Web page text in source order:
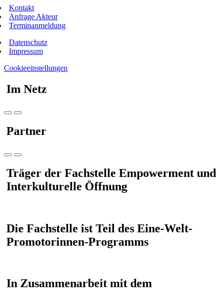
Kontakt
Anfrage Akteur
Terminanmeldung
Datenschutz
Impressum
Cookieeinstellungen
Im Netz
Partner
Träger der Fachstelle Empowerment und
Interkulturelle Öffnung
Die Fachstelle ist Teil des Eine-Welt-
Promotorinnen-Programms
In Zusammenarbeit mit dem